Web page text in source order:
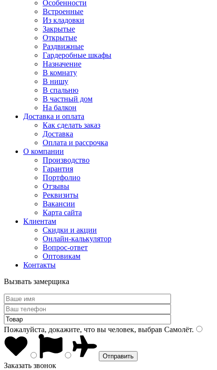
Особенности
Встроенные
Из кладовки
Закрытые
Открытые
Раздвижные
Гардеробные шкафы
Назначение
В комнату
В нишу
В спальню
В частный дом
На балкон
Доставка и оплата
Как сделать заказ
Доставка
Оплата и рассрочка
О компании
Производство
Гарантия
Портфолио
Отзывы
Реквизиты
Вакансии
Карта сайта
Клиентам
Скидки и акции
Онлайн-калькулятор
Вопрос-ответ
Оптовикам
Контакты
Вызвать замерщика
Пожалуйста, докажите, что вы человек, выбрав Самолёт.
Заказать звонок